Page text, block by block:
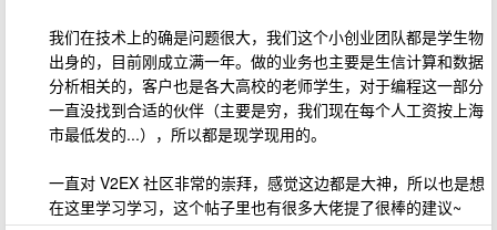
我们在技术上的确是问题很大，我们这个小创业团队都是学生物
出身的，目前刚成立满一年。做的业务也主要是生信计算和数据
分析相关的，客户也是各大高校的老师学生，对于编程这一部分
一直没找到合适的伙伴（主要是穷，我们现在每个人工资按上海
市最低发的...），所以都是现学现用的。
一直对 V2EX 社区非常的崇拜，感觉这边都是大神，所以也是想
在这里学习学习，这个帖子里也有很多大佬提了很棒的建议~